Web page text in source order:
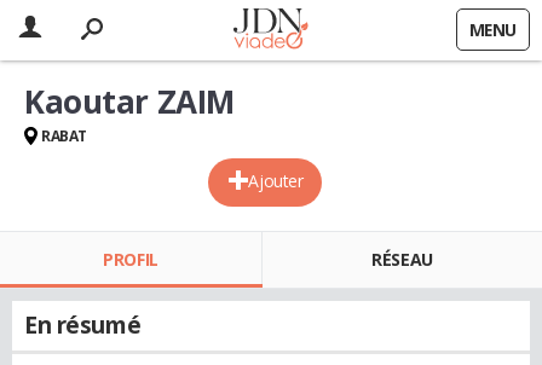
MENU
Ajouter
Kaoutar ZAIM
RABAT
PROFIL RÉSEAU
En résumé